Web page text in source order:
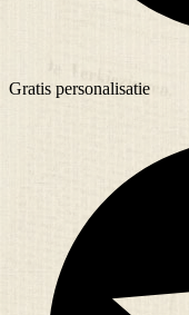
Gratis personalisatie